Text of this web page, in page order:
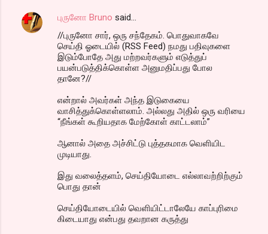
புருனோ Bruno said…
//புருனோ சார், ஒரு சந்தேகம். பொதுவாகவே
செய்தி ஓடையில் (RSS Feed) நமது பதிவுகளை
இடும்போதே அது மற்றவர்களும் எடுத்துப்
பயன்படுத்திக்கொள்ள அனுமதிப்பது போல
தானே?//
என்றால் அவர்கள் அந்த இடுகையை
வாசித்துக்கொள்ளலாம். அல்லது அதில் ஒரு வரியை
“நீங்கள் கூறியதாக மேற்கோள் காட்டலாம்”
ஆனால் அதை அச்சிட்டு புத்தகமாக வெளியிட
முடியாது.
இது வலைத்தளம், செய்தியோடை எல்லாவற்றிற்கும்
பொது தான்
செய்தியோடையில் வெளியிட்டாலேயே காப்புரிமை
கிடையாது என்பது தவறான கருத்து